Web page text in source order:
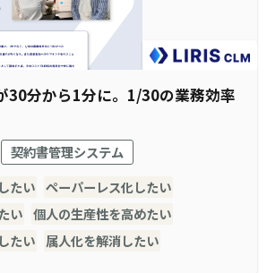
30分から1分に。1/30の業務効率
契約書管理システム
たい ペーパーレス化したい
い 個人の生産性を高めたい
たい 属人化を解消したい